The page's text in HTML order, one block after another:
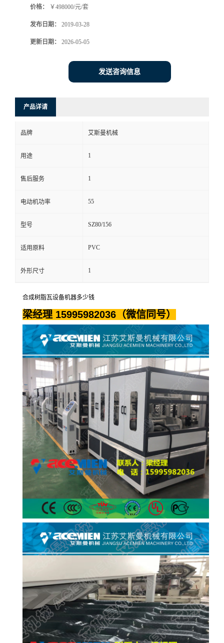
价格： ￥498000/元/套
发布日期： 2019-03-28
更新日期： 2026-05-05
发送咨询信息
产品详请
品牌 艾斯曼机械
用途 1
售后服务 1
电动机功率 55
型号 SZ80/156
适用原料 PVC
外形尺寸 1
合成树脂瓦设备机器多少钱
梁经理 15995982036（微信同号）